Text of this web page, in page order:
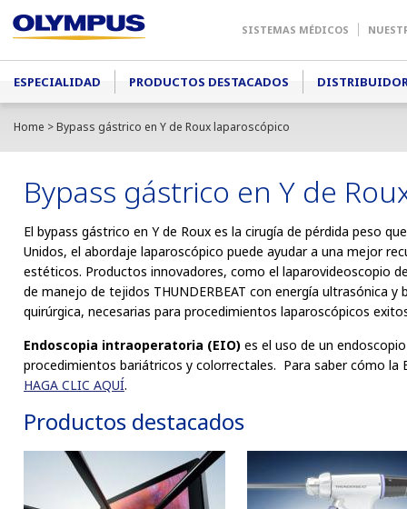
SISTEMAS MÉDICOS
Main menu
ESPECIALIDAD PRODUCTOS DESTACADOS
Home > Bypass gástrico en Y de Roux laparoscópico
Bypass gástrico en Y de
El bypass gástrico en Y de Roux es la cirugía de pérdida peso
Unidos, el abordaje laparoscópico puede ayudar a una mejor
estéticos. Productos innovadores, como el laparovideoscopio
de manejo de tejidos THUNDERBEAT con energía ultrasónica
quirúrgica, necesarias para procedimientos laparoscópicos
Endoscopia intraoperatoria (EIO) es el uso de un
procedimientos bariátricos y colorrectales. Para saber cómo la
HAGA CLIC AQUÍ.
Productos destacados